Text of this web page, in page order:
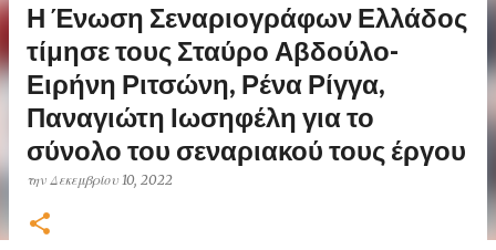
Η Ένωση Σεναριογράφων Ελλάδος
τίμησε τους Σταύρο Αβδούλο-
Ειρήνη Ριτσώνη, Ρένα Ρίγγα,
Παναγιώτη Ιωσηφέλη για το
σύνολο του σεναριακού τους έργου
την Δεκεμβρίου 10, 2022